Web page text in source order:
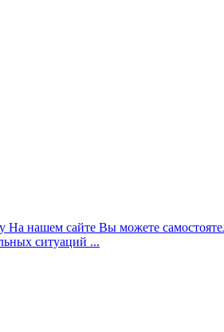
нашем сайте Вы можете
ситуаций ...